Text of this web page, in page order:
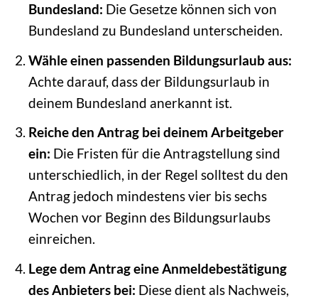
Bundesland: Die Gesetze können sich von
Bundesland zu Bundesland unterscheiden.
Wähle einen passenden Bildungsurlaub aus:
Achte darauf, dass der Bildungsurlaub in
deinem Bundesland anerkannt ist.
Reiche den Antrag bei deinem Arbeitgeber
ein: Die Fristen für die Antragstellung sind
unterschiedlich, in der Regel solltest du den
Antrag jedoch mindestens vier bis sechs
Wochen vor Beginn des Bildungsurlaubs
einreichen.
Lege dem Antrag eine Anmeldebestätigung
des Anbieters bei: Diese dient als Nachweis,